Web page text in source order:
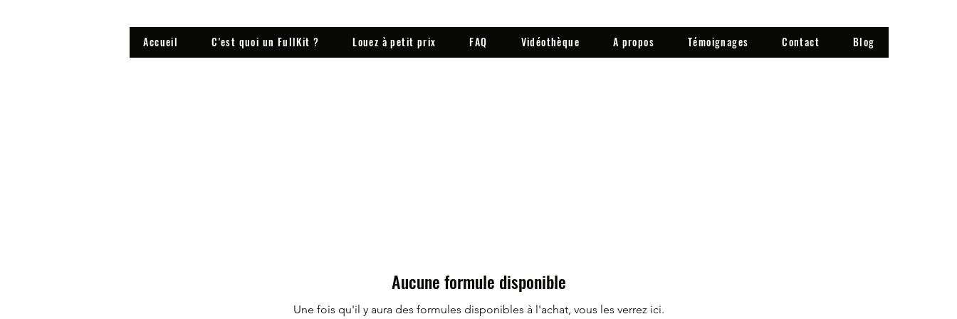
Accueil C'est quoi un FullKit ? Louez à petit prix FAQ Vidéothèque A propos Témoignages Contact Blog
Aucune formule disponible
Une fois qu'il y aura des formules disponibles à l'achat, vous les verrez ici.